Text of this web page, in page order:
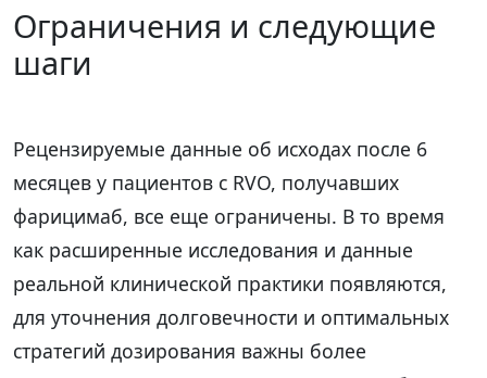
Ограничения и следующие
шаги
Рецензируемые данные об исходах после 6
месяцев у пациентов с RVO, получавших
фарицимаб, все еще ограничены. В то время
как расширенные исследования и данные
реальной клинической практики появляются,
для уточнения долговечности и оптимальных
стратегий дозирования важны более